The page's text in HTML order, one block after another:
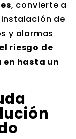
, convierte a
de
y alarmas
riesgo de
hasta un